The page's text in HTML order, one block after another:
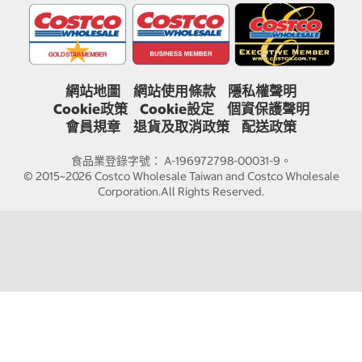
網站地圖 網站使用條款
隱私權聲明
Cookie政策
Cookie設定
個資保護聲明
會員規章
退貨及取消政策 配送政策
食品業登錄字號： A-196972798-00031-9。
© 2015~2026 Costco Wholesale Taiwan and Costco Wholesale
Corporation.All Rights Reserved.